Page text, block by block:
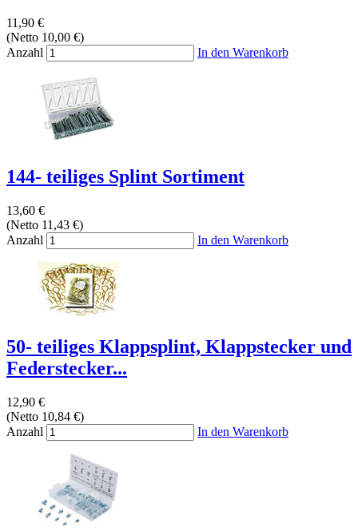
11,90 €
(Netto 10,00 €)
Anzahl
In den Warenkorb
144- teiliges Splint Sortiment
13,60 €
(Netto 11,43 €)
Anzahl
In den Warenkorb
50- teiliges Klappsplint, Klappstecker und
Federstecker...
12,90 €
(Netto 10,84 €)
Anzahl
In den Warenkorb